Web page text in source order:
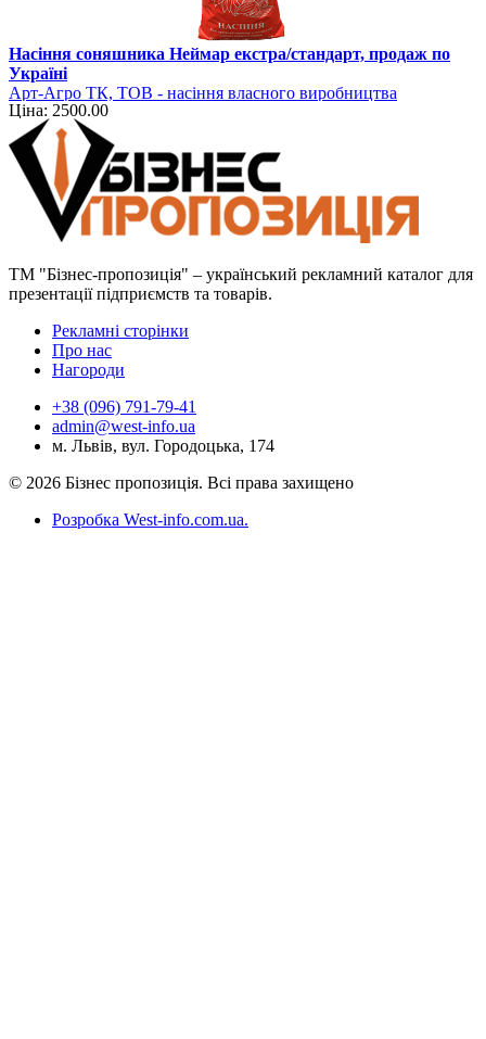
Насіння соняшника Неймар екстра/стандарт, продаж по
Україні
Арт-Агро ТК, ТОВ - насіння власного виробництва
Ціна: 2500.00
ТМ "Бізнес-пропозиція" – український рекламний каталог для
презентації підприємств та товарів.
Рекламні сторінки
Про нас
Нагороди
+38 (096) 791-79-41
admin@west-info.ua
м. Львів, вул. Городоцька, 174
© 2026 Бізнес пропозиція. Всі права захищено
Розробка West-info.com.ua.